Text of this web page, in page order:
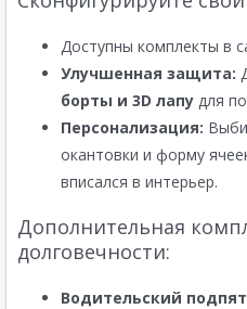
Доступны комплекты в
Улучшенная защита:
борты и 3D лапу для
Персонализация:
окантовки и форму
вписался в интерьер.
Дополнительная
долговечности:
Водительский